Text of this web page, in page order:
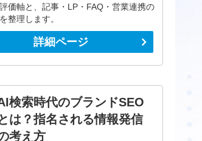
価軸と、記事・LP・FAQ・営業連携の
整理します。
詳細ページ
検索時代のブランドSEO
は？指名される情報発信
考え方